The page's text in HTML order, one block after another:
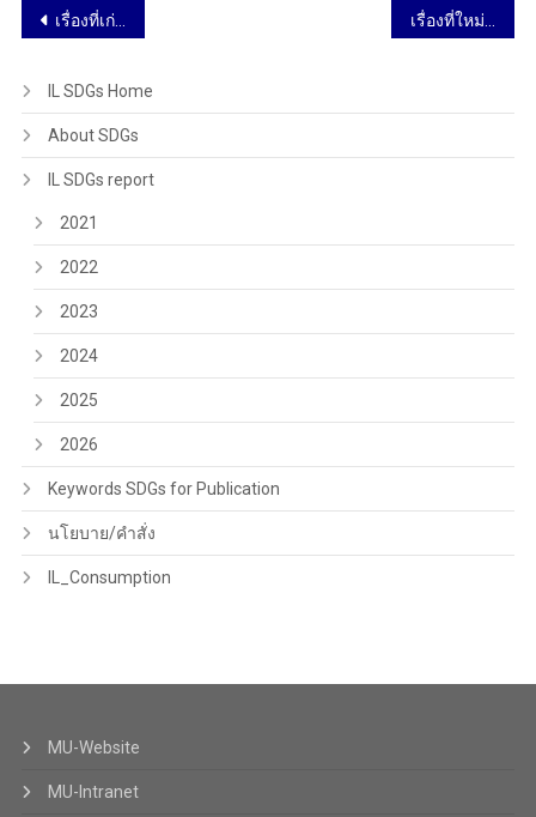
เรื่องที่เก่ากว่า เรื่องที่ใหม่กว่า
IL SDGs Home
About SDGs
IL SDGs report
2021
2022
2023
2024
2025
2026
Keywords SDGs for Publication
นโยบาย/คำสั่ง
IL_Consumption
MU-Website
MU-Intranet